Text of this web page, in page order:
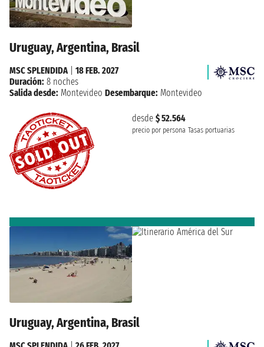
Uruguay, Argentina, Brasil
desde $ 52.564
precio por persona Tasas portuarias
MSC SPLENDIDA| 18 FEB. 2027
Duración: 8 noches
Salida desde: Montevideo Desembarque: Montevideo
Uruguay, Argentina, Brasil